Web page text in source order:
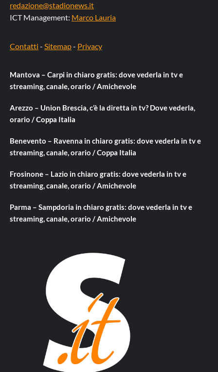
redazione@stadionews.it
ICT Management: Marco Lauria
Contatti - Sitemap- Privacy
Mantova – Carpi in chiaro gratis: dove vederla in tv e
streaming, canale, orario / Amichevole
Arezzo – Union Brescia, c’è la diretta in tv? Dove vederla,
orario / Coppa Italia
Benevento – Ravenna in chiaro gratis: dove vederla in tv e
streaming, canale, orario / Coppa Italia
Frosinone – Lazio in chiaro gratis: dove vederla in tv e
streaming, canale, orario / Amichevole
Parma – Sampdoria in chiaro gratis: dove vederla in tv e
streaming, canale, orario / Amichevole